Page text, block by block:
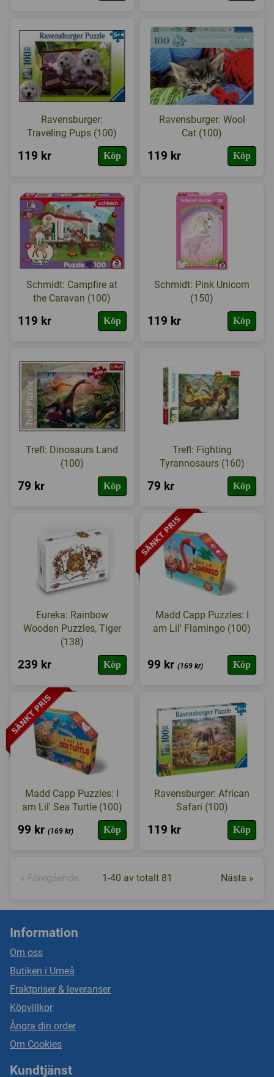
Ravensburger:
Traveling Pups (100)
119 kr Köp
Ravensburger: Wool
Cat (100)
119 kr Köp
Schmidt: Campfire at
the Caravan (100)
119 kr Köp
Schmidt: Pink Unicorn
(150)
119 kr Köp
Trefl: Dinosaurs Land
(100)
79 kr Köp
Trefl: Fighting
Tyrannosaurs (160)
79 kr Köp
Eureka: Rainbow
Wooden Puzzles, Tiger
(138)
239 kr Köp
Madd Capp Puzzles: I
am Lil' Flamingo (100)
99 kr(169 kr) Köp
Madd Capp Puzzles: I
am Lil' Sea Turtle (100)
99 kr (169 kr) Köp
Ravensburger: African
Safari (100)
119 kr Köp
« Föregående 1-40 av totalt 81 Nästa »
Information
Om oss
Butiken i Umeå
Fraktpriser & leveranser
Köpvillkor
Ångra din order
Om Cookies
Kundtjänst